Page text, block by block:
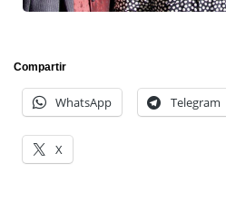
Compartir
WhatsApp Telegram
X